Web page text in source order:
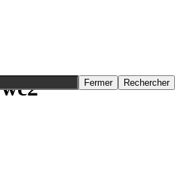
Fermer Rechercher
wc2